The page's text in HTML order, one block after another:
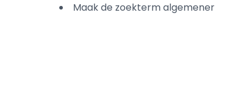
Maak de zoekterm algemener